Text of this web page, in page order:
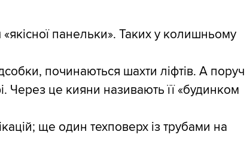
панельки». Таких у колишньому
починаються шахти ліфтів. А поруч
Через це кияни називають її «будинком
ще один техповерх із трубами на